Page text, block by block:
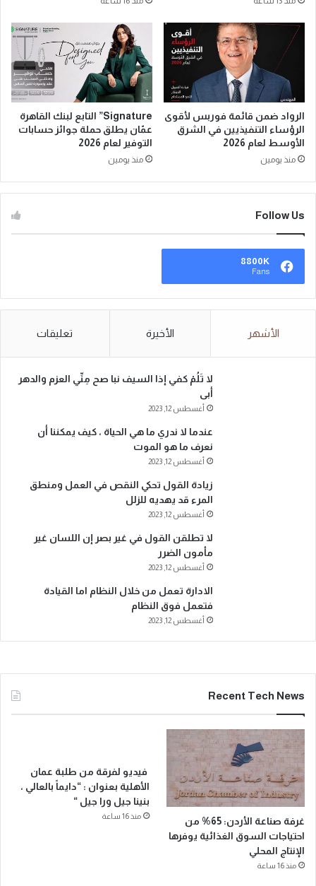
الرواد ضمن قائمة فوربس لأقوى
الرؤساء التنفيذيين في الشرق
الأوسط لعام 2026
منذ يومين
Signature” التابع لبنك القاهرة
عمّان يطلق حملة جوائز حسابات
التوفير لعام 2026
منذ يومين
Follow Us
8800K
Fans
الأشهر الأخيرة تعليقات
لا تَلُمْ كفي إذا السيف نبا صح مِنِّي العزم والدهر
أبى
أغسطس 12, 2023
عندما لا ندري ما هي الحياة ، كيف يمكننا أن
نعرف ما هو الموت
أغسطس 12, 2023
زيادة القول تحكي النقص في العمل ومنطق
المرء قد يهديه للزلل
أغسطس 12, 2023
لا تطلقن القول في غير بصر إن اللسان غير
مأمون الضرر
أغسطس 12, 2023
الادارة تعمل من خلال النظام اما القيادة
فتعمل فوق النظام
أغسطس 12, 2023
Recent Tech News
غرفة صناعة الأردن: 65% من
احتياجات السوق الغذائية يوفرها
الإنتاج المحلي
منذ 16 ساعة
فيديو لفرقة من طلبة عمان
الأهلية بعنوان : “دايماً بالعالي ،
بنينا جيل ورا جيل “
منذ 16 ساعة